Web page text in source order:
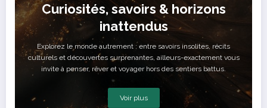
Curiosités, savoirs & horizons
inattendus
Explorez le monde autrement : entre savoirs insolites, récits
culturels et découvertes surprenantes, ailleurs-exactement vous
invite à penser, rêver et voyager hors des sentiers battus.
Voir plus